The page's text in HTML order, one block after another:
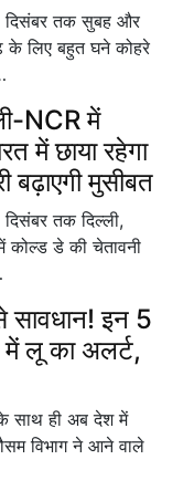
दिसंबर तक सुबह और
के लिए बहुत घने कोहरे
NCR में
में छाया रहेगा
बढ़ाएगी मुसीबत
तक दिल्ली,
कोल्ड डे की चेतावनी
इन 5
लू का अलर्ट,
साथ ही अब देश में
विभाग ने आने वाले